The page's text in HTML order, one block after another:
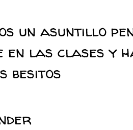
un asuntillo
en las clases y
besitos